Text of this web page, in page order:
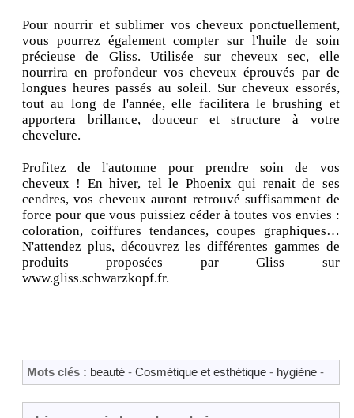
Pour nourrir et sublimer vos cheveux ponctuellement,
vous pourrez également compter sur l'huile de soin
précieuse de Gliss. Utilisée sur cheveux sec, elle
nourrira en profondeur vos cheveux éprouvés par de
longues heures passés au soleil. Sur cheveux essorés,
tout au long de l'année, elle facilitera le brushing et
apportera brillance, douceur et structure à votre
chevelure.
Profitez de l'automne pour prendre soin de vos
cheveux ! En hiver, tel le Phoenix qui renait de ses
cendres, vos cheveux auront retrouvé suffisamment de
force pour que vous puissiez céder à toutes vos envies :
coloration, coiffures tendances, coupes graphiques…
N'attendez plus, découvrez les différentes gammes de
produits proposées par Gliss sur
www.gliss.schwarzkopf.fr.
Mots clés : beauté - Cosmétique et esthétique - hygiène -